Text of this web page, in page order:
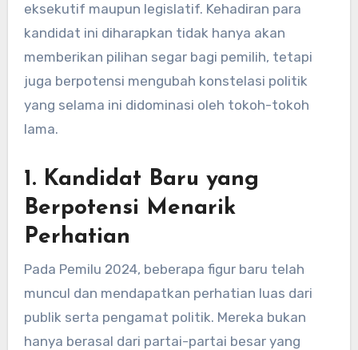
eksekutif maupun legislatif. Kehadiran para
kandidat ini diharapkan tidak hanya akan
memberikan pilihan segar bagi pemilih, tetapi
juga berpotensi mengubah konstelasi politik
yang selama ini didominasi oleh tokoh-tokoh
lama.
1. Kandidat Baru yang
Berpotensi Menarik
Perhatian
Pada Pemilu 2024, beberapa figur baru telah
muncul dan mendapatkan perhatian luas dari
publik serta pengamat politik. Mereka bukan
hanya berasal dari partai-partai besar yang